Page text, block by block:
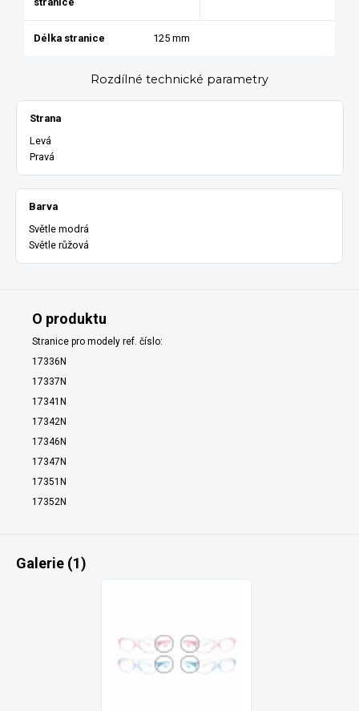
Délka stranice 125 mm
Rozdílné technické parametry
Strana
Levá
Pravá
Barva
Světle modrá
Světle růžová
O produktu
Stranice pro modely ref. číslo:
17336N
17337N
17341N
17342N
17346N
17347N
17351N
17352N
Galerie (1)